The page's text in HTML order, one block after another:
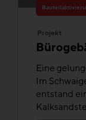
Projekt
Eine
Im
entstand